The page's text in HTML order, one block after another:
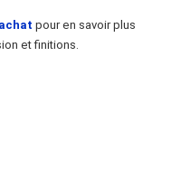
pour en savoir plus
et finitions.